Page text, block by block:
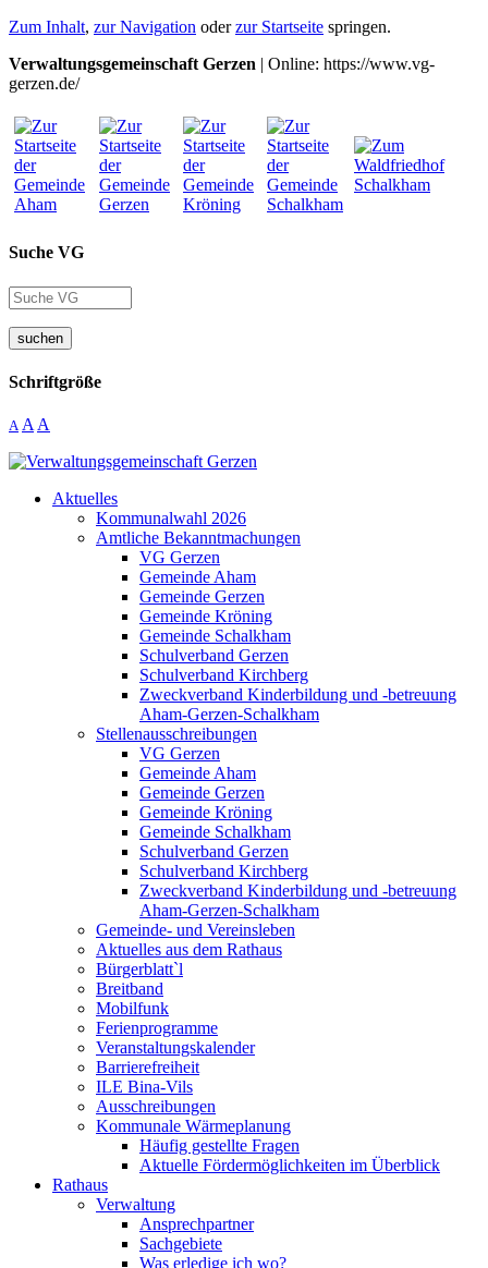
Zum Inhalt, zur Navigation oderzur Startseite springen.
Verwaltungsgemeinschaft Gerzen | Online: https://www.vg-
gerzen.de/
Suche VG
suchen
Schriftgröße
A A A
Aktuelles
Kommunalwahl 2026
Amtliche Bekanntmachungen
VG Gerzen
Gemeinde Aham
Gemeinde Gerzen
Gemeinde Kröning
Gemeinde Schalkham
Schulverband Gerzen
Schulverband Kirchberg
Zweckverband Kinderbildung und -betreuung
Aham-Gerzen-Schalkham
Stellenausschreibungen
VG Gerzen
Gemeinde Aham
Gemeinde Gerzen
Gemeinde Kröning
Gemeinde Schalkham
Schulverband Gerzen
Schulverband Kirchberg
Zweckverband Kinderbildung und -betreuung
Aham-Gerzen-Schalkham
Gemeinde- und Vereinsleben
Aktuelles aus dem Rathaus
Bürgerblatt`l
Breitband
Mobilfunk
Ferienprogramme
Veranstaltungskalender
Barrierefreiheit
ILE Bina-Vils
Ausschreibungen
Kommunale Wärmeplanung
Häufig gestellte Fragen
Aktuelle Fördermöglichkeiten im Überblick
Rathaus
Verwaltung
Ansprechpartner
Sachgebiete
Was erledige ich wo?